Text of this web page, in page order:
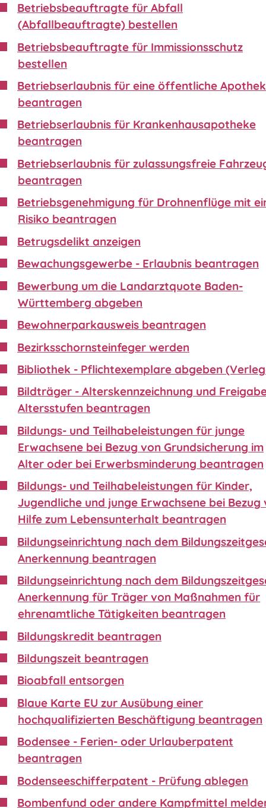
Betriebsbeauftragte für Abfall
(Abfallbeauftragte) bestellen
Betriebsbeauftragte für Immissionsschutz
bestellen
Betriebserlaubnis für eine öffentliche
beantragen
Betriebserlaubnis für Krankenhausapotheke
beantragen
Betriebserlaubnis für zulassungsfreie
beantragen
Betriebsgenehmigung für Drohnenflüge mit
Risiko beantragen
Betrugsdelikt anzeigen
Bewachungsgewerbe - Erlaubnis beantragen
Bewerbung um die Landarztquote Baden-
Württemberg abgeben
Bewohnerparkausweis beantragen
Bezirksschornsteinfeger werden
Bibliothek - Pflichtexemplare abgeben
Bildträger - Alterskennzeichnung und
Altersstufen beantragen
Bildungs- und Teilhabeleistungen für junge
Erwachsene bei Bezug von Grundsicherung im
Alter oder bei Erwerbsminderung beantragen
Bildungs- und Teilhabeleistungen für Kinder,
Jugendliche und junge Erwachsene bei Bezug
Hilfe zum Lebensunterhalt beantragen
Bildungseinrichtung nach dem
Anerkennung beantragen
Bildungseinrichtung nach dem
Anerkennung für Träger von Maßnahmen für
ehrenamtliche Tätigkeiten beantragen
Bildungskredit beantragen
Bildungszeit beantragen
Bioabfall entsorgen
Blaue Karte EU zur Ausübung einer
hochqualifizierten Beschäftigung beantragen
Bodensee - Ferien- oder Urlauberpatent
beantragen
Bodenseeschifferpatent - Prüfung ablegen
Bombenfund oder andere Kampfmittel